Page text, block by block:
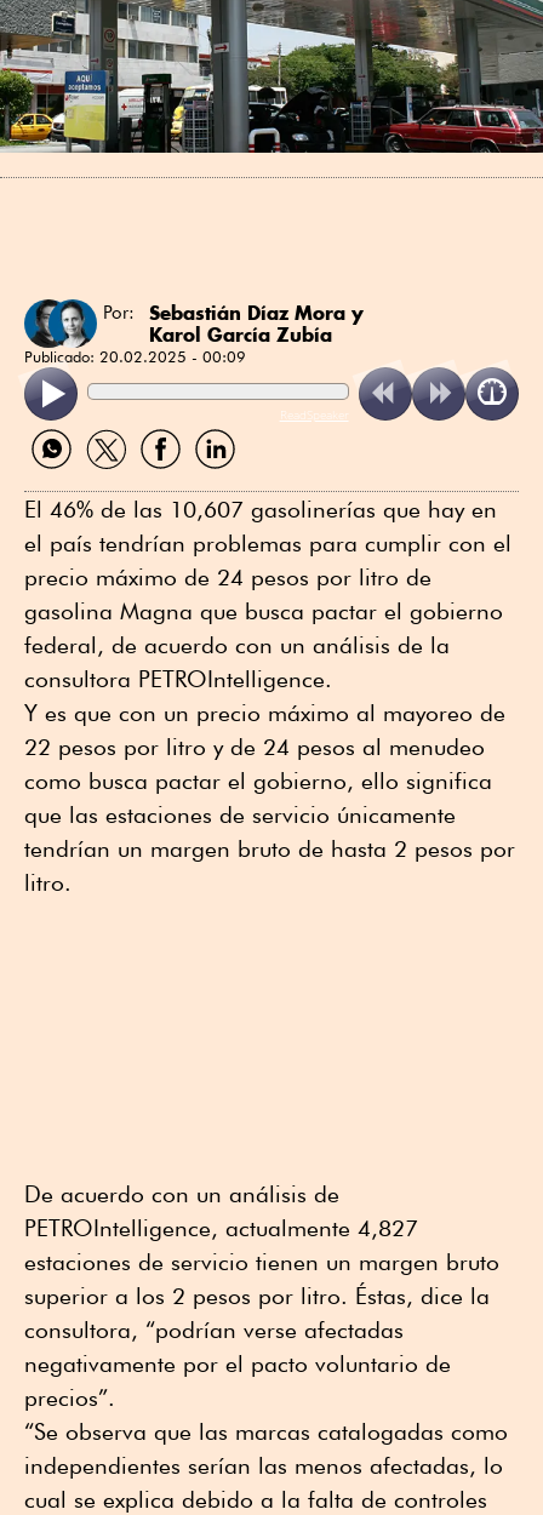
Por: Sebastián Díaz Moray
Karol García Zubía
Publicado: 20.02.2025 - 00:09
ReadSpeaker
Compartir
por
Compartir
por
Compartir
por
Compartir
por
El 46% de las 10,607 gasolinerías que hay en
el país tendrían problemas para cumplir con el
precio máximo de 24 pesos por litro de
gasolina Magna que busca pactar el gobierno
federal, de acuerdo con un análisis de la
consultora PETROIntelligence.
Y es que con un precio máximo al mayoreo de
22 pesos por litro y de 24 pesos al menudeo
como busca pactar el gobierno, ello significa
que las estaciones de servicio únicamente
tendrían un margen bruto de hasta 2 pesos por
litro.
De acuerdo con un análisis de
PETROIntelligence, actualmente 4,827
estaciones de servicio tienen un margen bruto
superior a los 2 pesos por litro. Éstas, dice la
consultora, “podrían verse afectadas
negativamente por el pacto voluntario de
precios”.
“Se observa que las marcas catalogadas como
independientes serían las menos afectadas, lo
cual se explica debido a la falta de controles